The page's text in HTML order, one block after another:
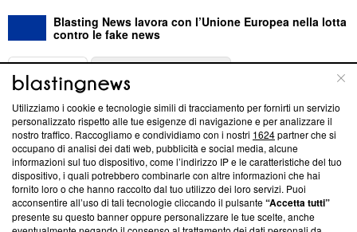
Blasting News lavora con l’Unione Europea nella lotta
contro le fake news
ABOUT
Questa sezione offre informazioni trasparenti su Blasting
News, sui nostri processi editoriali e su come ci impegniamo a
creare news di qualità. Inoltre, afferma la nostra aderenza a
‘Trust Project - News with Integrity’Blasting News non è
ancora membro del programma, ma ha richiesto di farne
parte; Trust Project non ha ancora effettuato una verifica di
conformità agli standard.
Utilizziamo i cookie e tecnologie simili di tracciamento per fornirti un servizio
personalizzato rispetto alle tue esigenze di navigazione e per analizzare il
nostro traffico. Raccogliamo e condividiamo con i nostri 1624partner che si
occupano di analisi dei dati web, pubblicità e social media, alcune
informazioni sul tuo dispositivo, come l’indirizzo IP e le caratteristiche del tuo
dispositivo, i quali potrebbero combinarle con altre informazioni che hai
fornito loro o che hanno raccolto dal tuo utilizzo dei loro servizi. Puoi
acconsentire all’uso di tali tecnologie cliccando il pulsante“Accetta tutti”
presente su questo banner oppure personalizzare le tue scelte, anche